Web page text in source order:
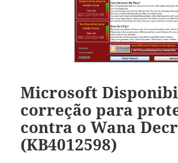
Microsoft
correção para
contra o Wana
(KB4012598)